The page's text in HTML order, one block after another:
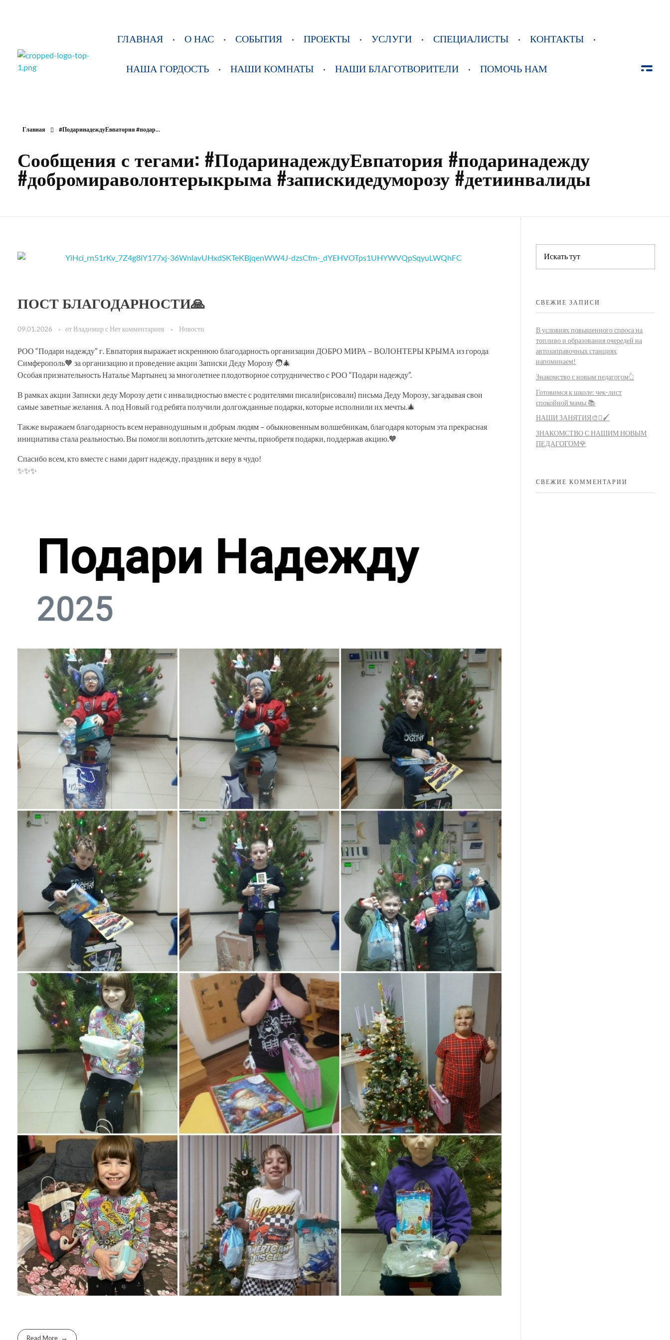
ГЛАВНАЯ О НАС СОБЫТИЯ ПРОЕКТЫ УСЛУГИ СПЕЦИАЛИСТЫ
КОНТАКТЫ
НАША ГОРДОСТЬ
НАШИ КОМНАТЫ НАШИ БЛАГОТВОРИТЕЛИ ПОМОЧЬ НАМ
Главная #ПодаринадеждуЕвпатория #подар...
Сообщения с тегами: #ПодаринадеждуЕвпатория #подаринадежду
#добромираволонтерыкрыма #запискидедуморозу #детиинвалиды
ПОСТ БЛАГОДАРНОСТИ🙏
09.01.2026 от Владимирс Нет комментариев Новости
РОО “Подари надежду” г. Евпатория выражает искреннюю благодарность организации ДОБРО МИРА – ВОЛОНТЕРЫ КРЫМА из города
Симферополь🧡 за организацию и проведение акции Записки Деду Морозу 🧑‍🎄
Особая признательность Наталье Мартынец за многолетнее плодотворное сотрудничество с РОО “Подари надежду”.
В рамках акции Записки деду Морозу дети с инвалидностью вместе с родителями писали(рисовали) письма Деду Морозу, загадывая свои
самые заветные желания. А под Новый год ребята получили долгожданные подарки, которые исполнили их мечты.🎄
Также выражаем благодарность всем неравнодушным и добрым людям – обыкновенным волшебникам, благодаря которым эта прекрасная
инициатива стала реальностью. Вы помогли воплотить детские мечты, приобретя подарки, поддержав акцию.🧡
Спасибо всем, кто вместе с нами дарит надежду, праздник и веру в чудо!
✨✨✨
Read More
СВЕЖИЕ ЗАПИСИ
В условиях повышенного спроса на
топливо и образования очередей на
автозаправочных станциях
напоминаем!
Знакомство с новым педагогом👆
Готовимся к школе: чек-лист
спокойной мамы 📚
НАШИ ЗАНЯТИЯ🎨🫟🖌️
ЗНАКОМСТВО С НАШИМ НОВЫМ
ПЕДАГОГОМ🌹
СВЕЖИЕ КОММЕНТАРИИ